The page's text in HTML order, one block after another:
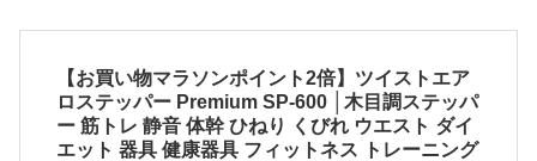
【お買い物マラソンポイント2倍】ツイストエア
ロステッパー Premium SP-600 │木目調ステッパ
ー 筋トレ 静音 体幹 ひねり くびれ ウエスト ダイ
エット 器具 健康器具 フィットネス トレーニング